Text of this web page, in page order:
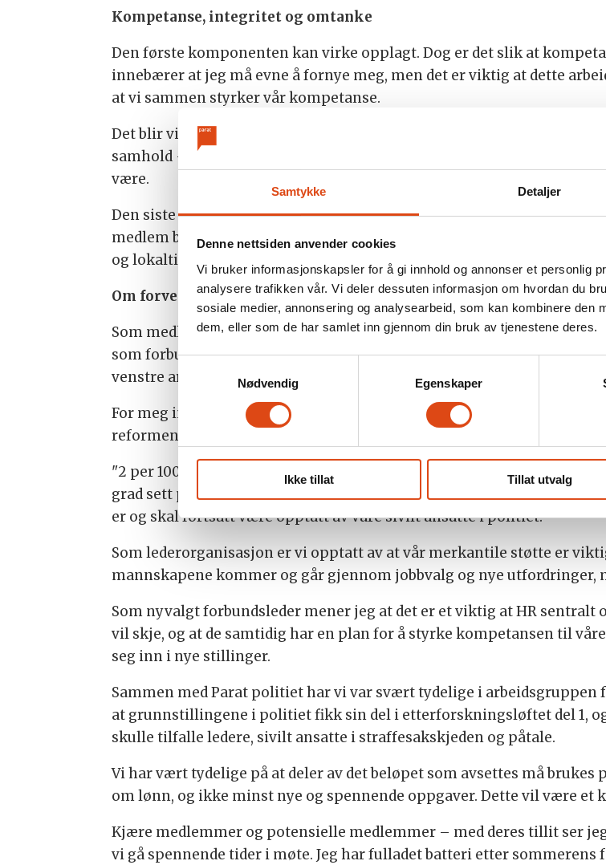
Samtykke Detaljer
Denne nettsiden anvender cookies
Vi bruker informasjonskapsler for å gi innhold og annonser et personlig
analysere trafikken vår. Vi deler dessuten informasjon om hvordan du
sosiale medier, annonsering og analysearbeid, som kan kombinere den
dem, eller som de har samlet inn gjennom din bruk av tjenestene deres.
Samtykkevalg
Nødvendig
Egenskaper
Ikke tillat Tillat utvalg
Kompetanse, integritet og omtanke
Den første komponenten kan virke opplagt. Dog er det slik at
innebærer at jeg må evne å fornye meg, men det er viktig at dette
at vi sammen styrker vår kompetanse.
Det blir videre avgjørende å beholde integritet – holde ord og gjøre
samhold – nemlig at vi innad i forbundsstyret er omforente om hva
være.
Den siste og muligens viktigste saken for å bygge tillit og ikke minst
medlem betyr noe og det er for meg åpenbart at det er av dere,
og lokaltillitsvalgte – å vise omtanke og finne de beste løsninger.
Om forventninger
Som medlem av en fagforening for ledere vil dere ikke i meg finne en
som forbundsleder er jeg opptatt av den heraldiske betydningen i
venstre arm: EN FOLKETS TJENER.
For meg innebærer dette at vi sammen med arbeidsgiver har en
reformen har fått – til folkets beste. Dette har jeg tro på at vi kan få til
"2 per 1000" har gikk mange ansatte i politiet og spesielt sivilt
grad sett på hvordan dette skal finansieres og spesielt i takt med
er og skal fortsatt være opptatt av våre sivilt ansatte i politiet.
Som lederorganisasjon er vi opptatt av at vår merkantile støtte er
mannskapene kommer og går gjennom jobbvalg og nye
Som nyvalgt forbundsleder mener jeg at det er et viktig at HR
vil skje, og at de samtidig har en plan for å styrke kompetansen til
seg inn i nye stillinger.
Sammen med Parat politiet har vi var svært tydelige i
at grunnstillingene i politiet fikk sin del i etterforskningsløftet del 1,
skulle tilfalle ledere, sivilt ansatte i straffesakskjeden og påtale.
Vi har vært tydelige på at deler av det beløpet som avsettes må
om lønn, og ikke minst nye og spennende oppgaver. Dette vil være et
Kjære medlemmer og potensielle medlemmer – med deres tillit ser
vi gå spennende tider i møte. Jeg har fulladet batteri etter